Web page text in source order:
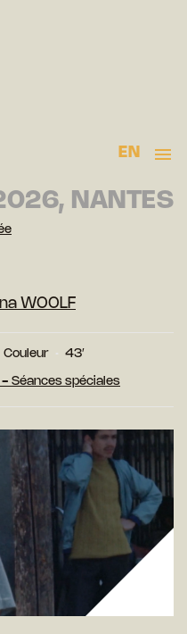
EN
NANTES
WOOLF
Couleur 43′
Séances spéciales